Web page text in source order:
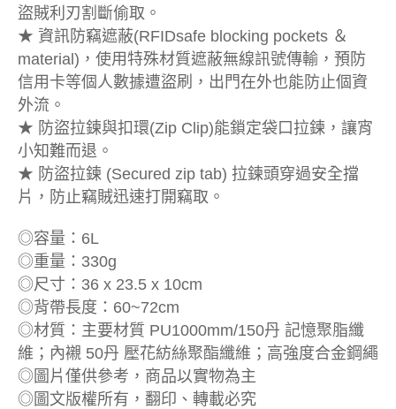
盜賊利刃割斷偷取。
★ 資訊防竊遮蔽(RFIDsafe blocking pockets ＆
material)，使用特殊材質遮蔽無線訊號傳輸，預防
信用卡等個人數據遭盜刷，出門在外也能防止個資
外流。
★ 防盜拉鍊與扣環(Zip Clip)能鎖定袋口拉鍊，讓宵
小知難而退。
★ 防盜拉鍊 (Secured zip tab) 拉鍊頭穿過安全擋
片，防止竊賊迅速打開竊取。
◎容量：6L
◎重量：330g
◎尺寸：36 x 23.5 x 10cm
◎背帶長度：60~72cm
◎材質：主要材質 PU1000mm/150丹 記憶聚脂纖
維；內襯 50丹 壓花紡絲聚酯纖維；高強度合金鋼繩
◎圖片僅供參考，商品以實物為主
◎圖文版權所有，翻印、轉載必究